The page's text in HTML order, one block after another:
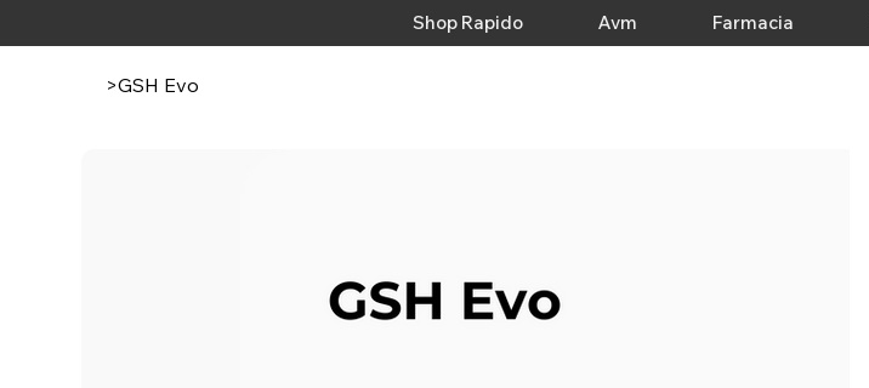
Shop Rapido Avm Farmacia
>GSH Evo